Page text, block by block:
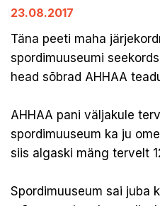
23.08.2017
Täna peeti maha
spordimuuseumi
head sõbrad AHHAA
AHHAA pani väljakule
spordimuuseum ka ju
siis algaski mäng tervelt
Spordimuuseum sai juba